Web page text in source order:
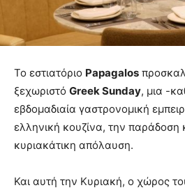
Το εστιατόριο Papagalos
ξεχωριστό Greek Sunday, μια -
εβδομαδιαία γαστρονομική
ελληνική κουζίνα, την παράδοση
κυριακάτικη απόλαυση.
Και αυτή την Κυριακή, ο χώρος